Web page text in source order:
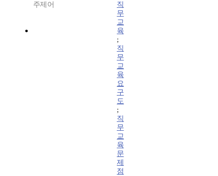
주제어
직
무
교
육
;
직
무
교
육
요
구
도
;
직
무
교
육
문
제
점